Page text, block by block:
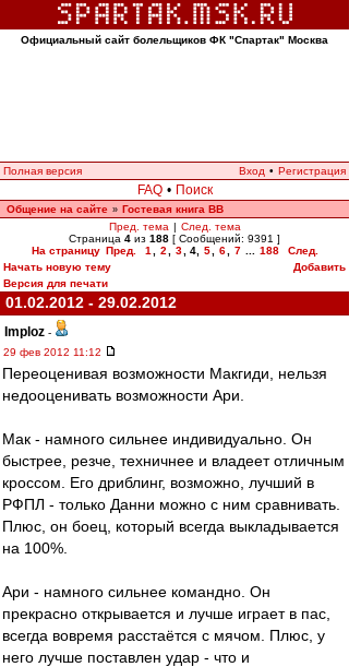
Официальный сайт болельщиков ФК "Спартак" Москва
Полная версия Вход • Регистрация
FAQ • Поиск
Общение на сайте » Гостевая книга ВВ
Пред. тема | След. тема
Страница 4 из 188 [ Сообщений: 9391 ]
На страницу Пред. 1 2 3 4, 5 6 7 188
След.
Начать новую тему
Добавить
Версия для печати
01.02.2012 - 29.02.2012
Imploz -
29 фев 2012 11:12
Переоценивая возможности Макгиди, нельзя
недооценивать возможности Ари.
Мак - намного сильнее индивидуально. Он
быстрее, резче, техничнее и владеет отличным
кроссом. Его дриблинг, возможно, лучший в
РФПЛ - только Данни можно с ним сравнивать.
Плюс, он боец, который всегда выкладывается
на 100%.
Ари - намного сильнее командно. Он
прекрасно открывается и лучше играет в пас,
всегда вовремя расстаётся с мячом. Плюс, у
него лучше поставлен удар - что и